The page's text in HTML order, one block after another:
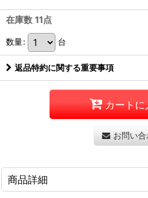
在庫数 11点
数量: 台
返品特約に関する重要事項
カートに
お問い
商品詳細